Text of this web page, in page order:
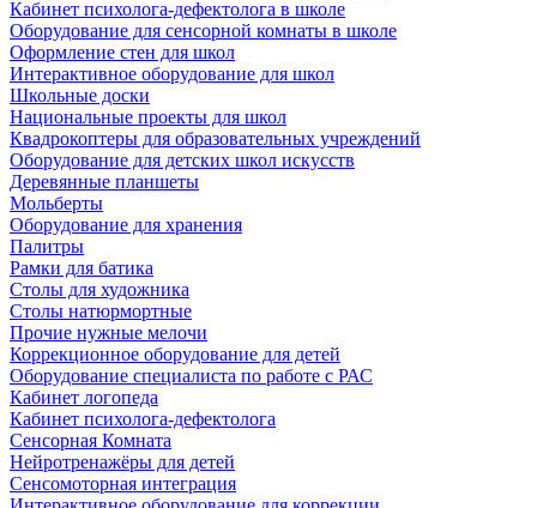
Кабинет психолога-дефектолога в школе
Оборудование для сенсорной комнаты в школе
Оформление стен для школ
Интерактивное оборудование для школ
Школьные доски
Национальные проекты для школ
Квадрокоптеры для образовательных учреждений
Оборудование для детских школ искусств
Деревянные планшеты
Мольберты
Оборудование для хранения
Палитры
Рамки для батика
Столы для художника
Столы натюрмортные
Прочие нужные мелочи
Коррекционное оборудование для детей
Оборудование специалиста по работе с РАС
Кабинет логопеда
Кабинет психолога-дефектолога
Сенсорная Комната
Нейротренажёры для детей
Сенсомоторная интеграция